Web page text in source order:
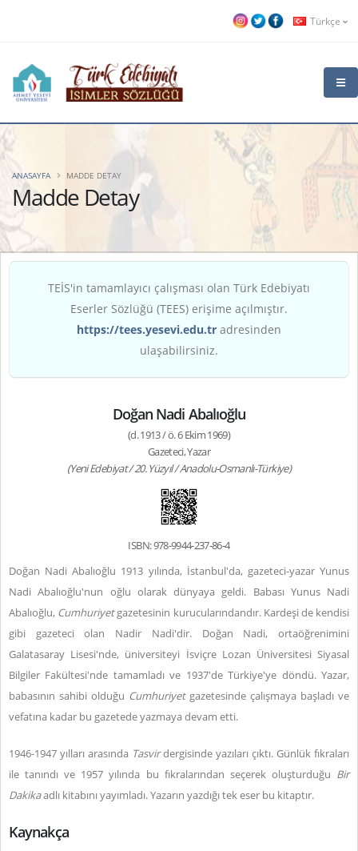
Türkçe
Madde Detay
ANASAYFA MADDE DETAY
TEİS'in tamamlayıcı çalışması olan Türk Edebiyatı
Eserler Sözlüğü (TEES) erişime açılmıştır.
https://tees.yesevi.edu.tr adresinden
ulaşabilirsiniz.
Doğan Nadi Abalıoğlu
(d. 1913 / ö. 6 Ekim 1969)
Gazeteci, Yazar
(Yeni Edebiyat / 20. Yüzyıl / Anadolu-Osmanlı-Türkiye)
ISBN: 978-9944-237-86-4
Doğan Nadi Abalıoğlu 1913 yılında, İstanbul'da, gazeteci-yazar Yunus
Nadi Abalıoğlu'nun oğlu olarak dünyaya geldi. Babası Yunus Nadi
Abalıoğlu, Cumhuriyetgazetesinin kurucularındandır. Kardeşi de kendisi
gibi gazeteci olan Nadir Nadi'dir. Doğan Nadi, ortaöğrenimini
Galatasaray Lisesi'nde, üniversiteyi İsviçre Lozan Üniversitesi Siyasal
Bilgiler Fakültesi'nde tamamladı ve 1937'de Türkiye'ye döndü. Yazar,
babasının sahibi olduğu Cumhuriyet gazetesinde çalışmaya başladı ve
vefatına kadar bu gazetede yazmaya devam etti.
1946-1947 yılları arasında Tasvirdergisinde yazıları çıktı. Günlük fıkraları
ile tanındı ve 1957 yılında bu fıkralarından seçerek oluşturduğu Bir
Dakikaadlı kitabını yayımladı. Yazarın yazdığı tek eser bu kitaptır.
Kaynakça